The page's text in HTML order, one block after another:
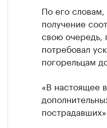
По его
получение
свою очередь,
потребовал
погорельцам
«В настоящее